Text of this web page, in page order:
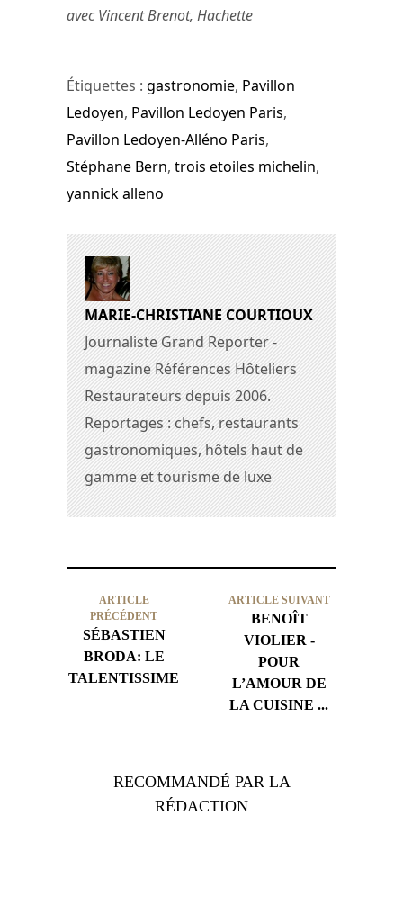
avec Vincent Brenot, Hachette
Étiquettes : gastronomie, Pavillon
Ledoyen, Pavillon Ledoyen Paris,
Pavillon Ledoyen-Alléno Paris,
Stéphane Bern, trois etoiles michelin,
yannick alleno
MARIE-CHRISTIANE COURTIOUX
Journaliste Grand Reporter -
magazine Références Hôteliers
Restaurateurs depuis 2006.
Reportages : chefs, restaurants
gastronomiques, hôtels haut de
gamme et tourisme de luxe
ARTICLE
PRÉCÉDENT
SÉBASTIEN
BRODA: LE
TALENTISSIME
ARTICLE SUIVANT
BENOÎT
VIOLIER -
POUR
L’AMOUR DE
LA CUISINE ...
RECOMMANDÉ PAR LA
RÉDACTION